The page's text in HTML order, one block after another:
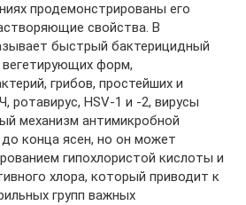
продемонстрированы его
свойства. В
быстрый бактерицидный
форм,
грибов, простейших и
ротавирус, НSV-1 и -2, вирусы
механизм антимикробной
конца ясен, но он может
гипохлористой кислоты и
хлора, который приводит к
групп важных